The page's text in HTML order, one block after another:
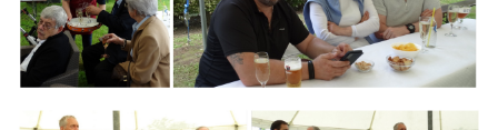
Branding